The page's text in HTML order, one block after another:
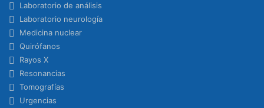
Laboratorio de análisis
Laboratorio neurología
Medicina nuclear
Quirófanos
Rayos X
Resonancias
Tomografías
Urgencias